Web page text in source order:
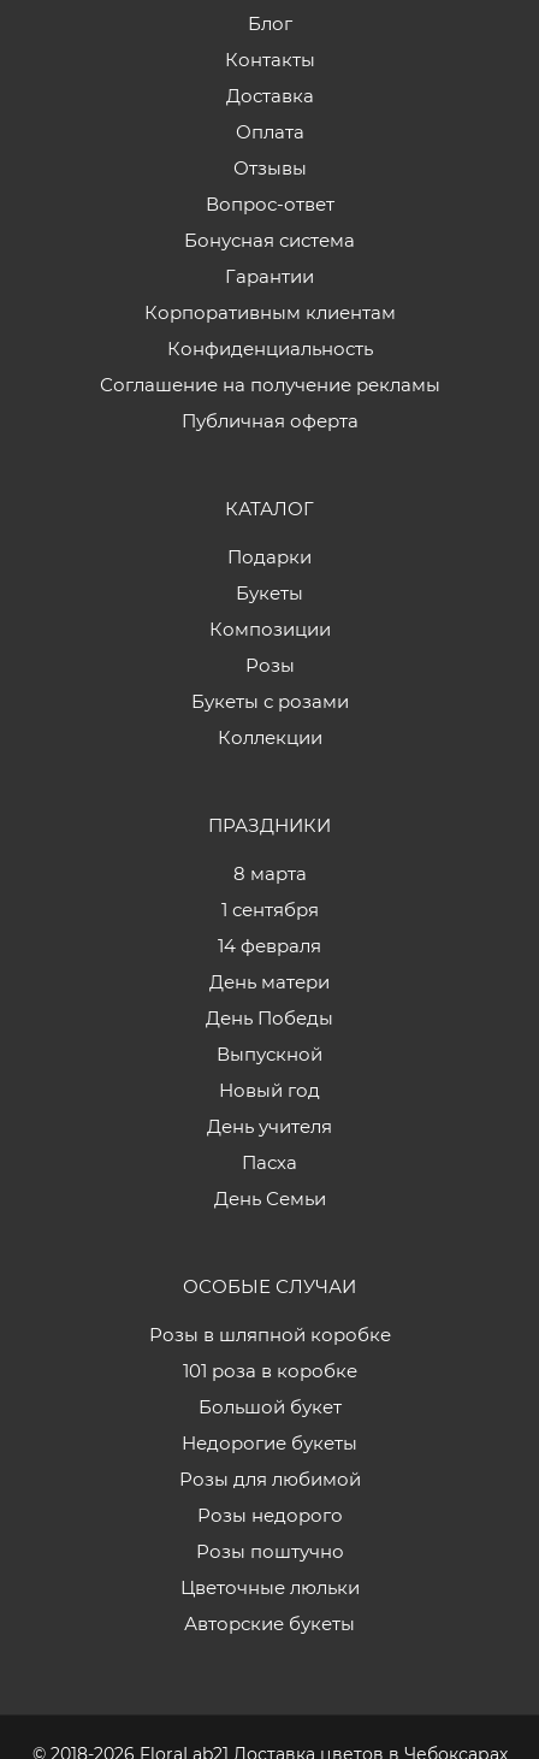
Блог
Контакты
Доставка
Оплата
Отзывы
Вопрос-ответ
Бонусная система
Гарантии
Корпоративным клиентам
Конфиденциальность
Соглашение на получение рекламы
Публичная оферта
КАТАЛОГ
Подарки
Букеты
Композиции
Розы
Букеты с розами
Коллекции
ПРАЗДНИКИ
8 марта
1 сентября
14 февраля
День матери
День Победы
Выпускной
Новый год
День учителя
Пасха
День Семьи
ОСОБЫЕ СЛУЧАИ
Розы в шляпной коробке
101 роза в коробке
Большой букет
Недорогие букеты
Розы для любимой
Розы недорого
Розы поштучно
Цветочные люльки
Авторские букеты
© 2018-2026 FloraLab21 Доставка цветов в Чебоксарах